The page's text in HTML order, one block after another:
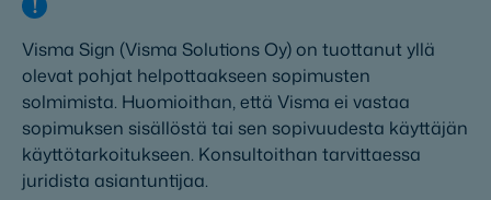
Visma Sign (Visma Solutions Oy) on tuottanut yllä
olevat pohjat helpottaakseen sopimusten
solmimista. Huomioithan, että Visma ei vastaa
sopimuksen sisällöstä tai sen sopivuudesta käyttäjän
käyttötarkoitukseen. Konsultoithan tarvittaessa
juridista asiantuntijaa.